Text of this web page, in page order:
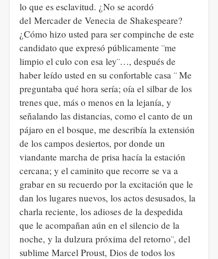
lo que es esclavitud. ¿No se acordó
del Mercader de Venecia de Shakespeare?
¿Cómo hizo usted para ser compinche de este
candidato que expresó públicamente ¨me
limpio el culo con esa ley¨…, después de
haber leído usted en su confortable casa ¨ Me
preguntaba qué hora sería; oía el silbar de los
trenes que, más o menos en la lejanía, y
señalando las distancias, como el canto de un
pájaro en el bosque, me describía la extensión
de los campos desiertos, por donde un
viandante marcha de prisa hacía la estación
cercana; y el caminito que recorre se va a
grabar en su recuerdo por la excitación que le
dan los lugares nuevos, los actos desusados, la
charla reciente, los adioses de la despedida
que le acompañan aún en el silencio de la
noche, y la dulzura próxima del retorno¨, del
sublime Marcel Proust, Dios de todos los